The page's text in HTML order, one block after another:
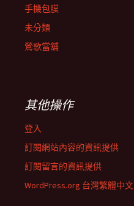
手機包膜
未分類
鶯歌當舖
其他操作
登入
訂閱網站內容的資訊提供
訂閱留言的資訊提供
WordPress.org 台灣繁體中文